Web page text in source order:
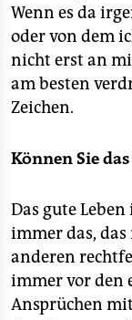
Wenn es da
oder von dem
nicht erst an
am besten
Zeichen.
Können Sie
Das gute
immer das,
anderen
immer vor den
Ansprüchen